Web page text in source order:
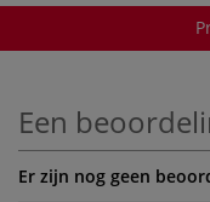
Een
Er zijn nog geen